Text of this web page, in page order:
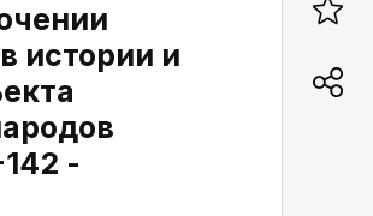
истории и
-